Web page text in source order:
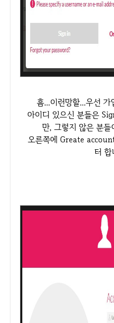
흠...이런망할...우선
아이디 있으신 분들은 Sign in (로그인) 하시면 되지
만, 그렇지 않은 분
오른쪽에 Greate account 를 클릭하여, 회원가입부
터 합